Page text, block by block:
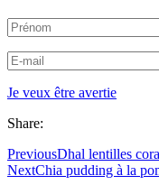
Je veux être avertie
Share:
PreviousDhal lentilles
NextChia pudding à la